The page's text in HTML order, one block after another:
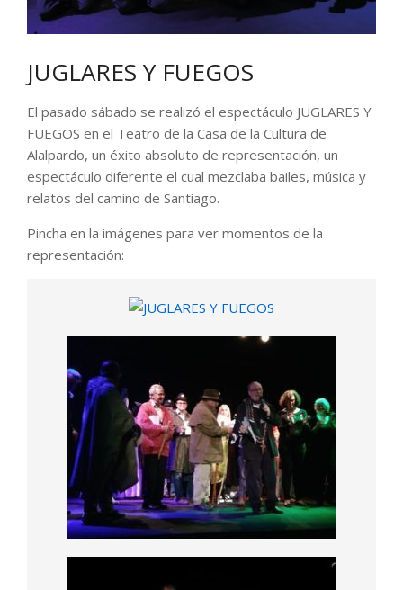
JUGLARES Y FUEGOS
El pasado sábado se realizó el espectáculo JUGLARES Y
FUEGOS en el Teatro de la Casa de la Cultura de
Alalpardo, un éxito absoluto de representación, un
espectáculo diferente el cual mezclaba bailes, música y
relatos del camino de Santiago.
Pincha en la imágenes para ver momentos de la
representación: